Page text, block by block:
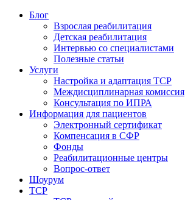
Блог
Взрослая реабилитация
Детская реабилитация
Интервью со специалистами
Полезные статьи
Услуги
Настройка и адаптация ТСР
Междисциплинарная комиссия
Консультация по ИПРА
Информация для пациентов
Электронный сертификат
Компенсация в СФР
Фонды
Реабилитационные центры
Вопрос-ответ
Шоурум
ТСР